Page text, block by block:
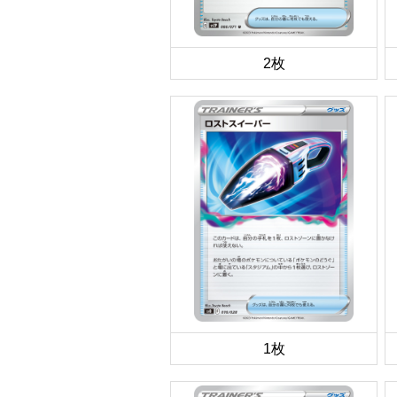
2枚
1枚